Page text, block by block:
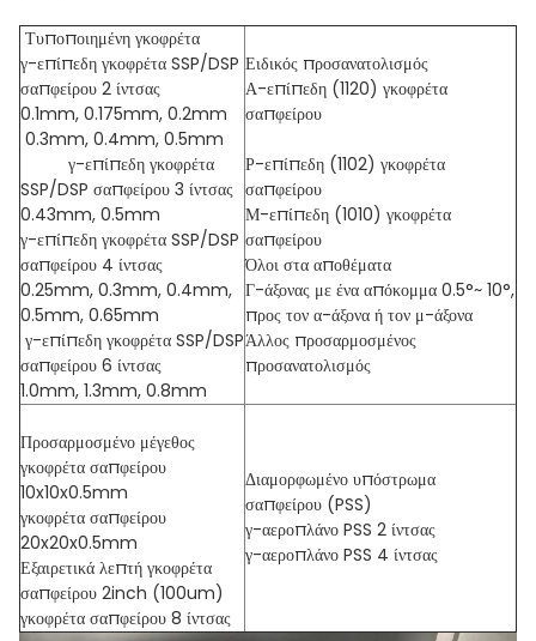
Τυποποιημένη γκοφρέτα
γ-επίπεδη γκοφρέτα SSP/DSP
σαπφείρου 2 ίντσας
0.1mm, 0.175mm, 0.2mm
0.3mm, 0.4mm, 0.5mm
γ-επίπεδη γκοφρέτα
SSP/DSP σαπφείρου 3 ίντσας
0.43mm, 0.5mm
γ-επίπεδη γκοφρέτα SSP/DSP
σαπφείρου 4 ίντσας
0.25mm, 0.3mm, 0.4mm,
0.5mm, 0.65mm
γ-επίπεδη γκοφρέτα SSP/DSP
σαπφείρου 6 ίντσας
1.0mm, 1.3mm, 0.8mm
Ειδικός προσανατολισμός
Α-επίπεδη (1120) γκοφρέτα
σαπφείρου
Ρ-επίπεδη (1102) γκοφρέτα
σαπφείρου
Μ-επίπεδη (1010) γκοφρέτα
σαπφείρου
Όλοι στα αποθέματα
Γ-άξονας με ένα απόκομμα 0.5°~ 10°,
προς τον α-άξονα ή τον μ-άξονα
Άλλος προσαρμοσμένος
προσανατολισμός
Προσαρμοσμένο μέγεθος
γκοφρέτα σαπφείρου
10x10x0.5mm
γκοφρέτα σαπφείρου
20x20x0.5mm
Εξαιρετικά λεπτή γκοφρέτα
σαπφείρου 2inch (100um)
γκοφρέτα σαπφείρου 8 ίντσας
Διαμορφωμένο υπόστρωμα
σαπφείρου (PSS)
γ-αεροπλάνο PSS 2 ίντσας
γ-αεροπλάνο PSS 4 ίντσας